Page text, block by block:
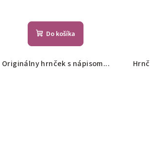
Do košíka
Originálny hrnček s nápisom...